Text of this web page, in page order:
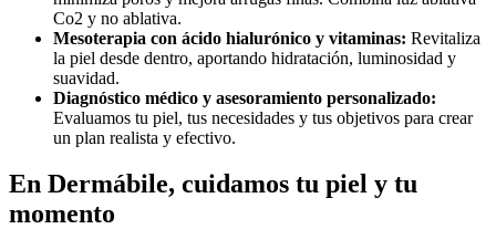
Co2 y no ablativa.
Mesoterapia con ácido hialurónico y vitaminas: Revitaliza
la piel desde dentro, aportando hidratación, luminosidad y
suavidad.
Diagnóstico médico y asesoramiento personalizado:
Evaluamos tu piel, tus necesidades y tus objetivos para crear
un plan realista y efectivo.
En Dermábile, cuidamos tu piel y tu
momento